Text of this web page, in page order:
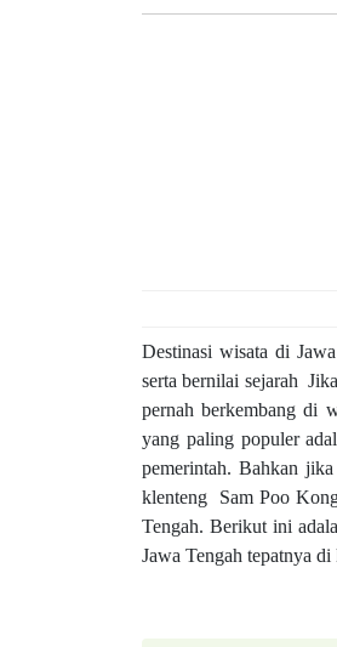
Destinasi wisata di
serta bernilai sejarah
pernah berkembang di
yang paling populer
pemerintah. Bahkan
klenteng Sam Poo
Tengah. Berikut ini
Jawa Tengah tepatnya